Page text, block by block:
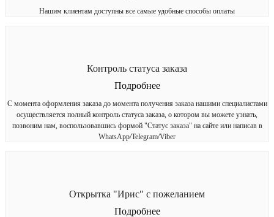
Нашим клиентам доступны все самые удобные способы оплаты
Контроль статуса заказа
Подробнее
С момента оформления заказа до момента получения заказа нашими специалистами
осуществляется полный контроль статуса заказа, о котором вы можете узнать,
позвоним нам, воспользовавшись формой "Статус заказа" на сайте или написав в
WhatsApp/Telegram/Viber
Открытка "Ирис" с пожеланием
Подробнее